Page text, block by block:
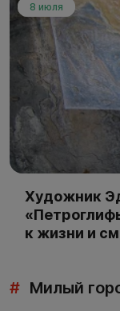
8 июля
Художник
к жизни и
# Милый